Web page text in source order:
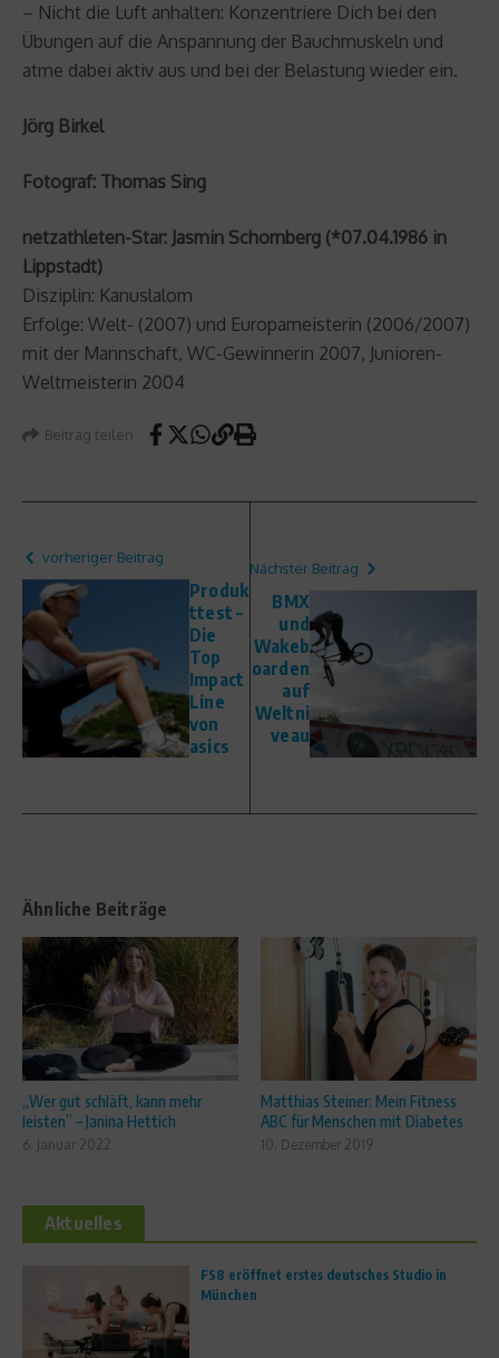
– Nicht die Luft anhalten: Konzentriere Dich bei den
Übungen auf die Anspannung der Bauchmuskeln und
atme dabei aktiv aus und bei der Belastung wieder ein.
Jörg Birkel
Fotograf: Thomas Sing
netzathleten-Star: Jasmin Schornberg (*07.04.1986 in
Lippstadt)
Disziplin: Kanuslalom
Erfolge: Welt- (2007) und Europameisterin (2006/2007)
mit der Mannschaft, WC-Gewinnerin 2007, Junioren-
Weltmeisterin 2004
Beitrag teilen
vorheriger Beitrag
Produk
ttest –
Die
Top
Impact
Line
von
asics
Nächster Beitrag
BMX
und
Wakeb
oarden
auf
Weltni
veau
Ähnliche Beiträge
„Wer gut schläft, kann mehr
leisten” – Janina Hettich
6. Januar 2022
Matthias Steiner: Mein Fitness
ABC für Menschen mit Diabetes
10. Dezember 2019
Aktuelles
FS8 eröffnet erstes deutsches Studio in
München